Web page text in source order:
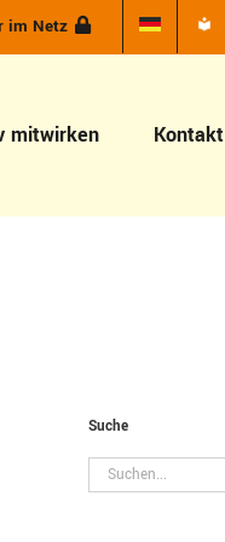
im Netz
mitwirken Kontakt
Suche
Suche
nach: